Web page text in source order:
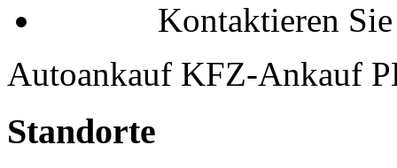
Kontaktieren
Autoankauf KFZ-Ankauf
Standorte